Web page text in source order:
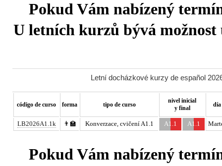
Pokud Vám nabízený
U letních kurzů bývá
Letní docházkové kurzy de español
código de curso forma tipo de curso
nivel inicial
y final
día
LB2026A1.1k 👨‍🏫 Konverzace, cvičení A1.1 A1.1 A1.1
Pokud Vám nabízený